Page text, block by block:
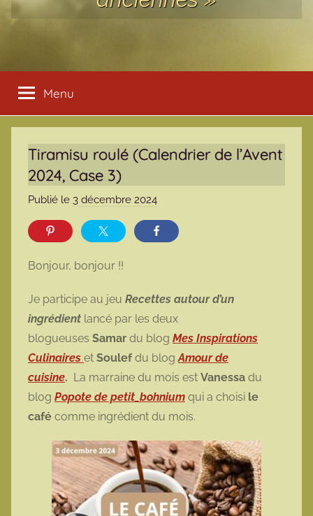
Menu
Tiramisu roulé (Calendrier de l’Avent
2024, Case 3)
Publié le 3 décembre 2024
a
r
o
t
t
e
Bonjour, bonjour !!
Je participe au jeu Recettes autour d’un
ingrédient lancé par les deux
blogueuses Samar du blog Mes Inspirations
Culinaires et Soulef du blogAmour de
cuisine. La marraine du mois est Vanessa du
blog Popote de petit_bohnium qui a choisi le
café comme ingrédient du mois.